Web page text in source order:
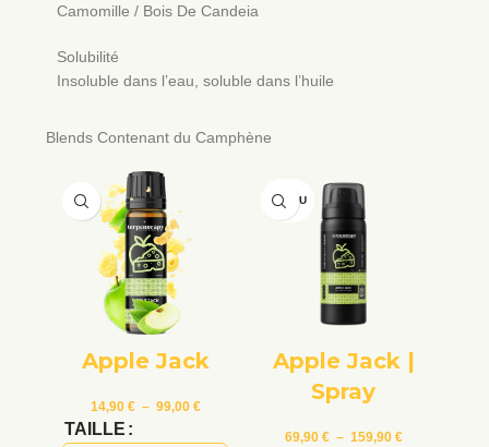
Camomille / Bois De Candeia
Solubilité
Insoluble dans l’eau, soluble dans l’huile
Blends Contenant du Camphène
Apple Jack
14,90 € – 99,00 €
TAILLE
VENDU
Apple Jack |
Spray
69,90 € – 159,90 €